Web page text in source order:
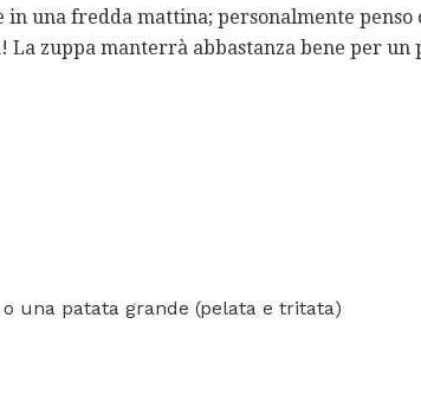
una fredda mattina; personalmente penso
La zuppa manterrà abbastanza bene per
una patata grande (pelata e tritata)